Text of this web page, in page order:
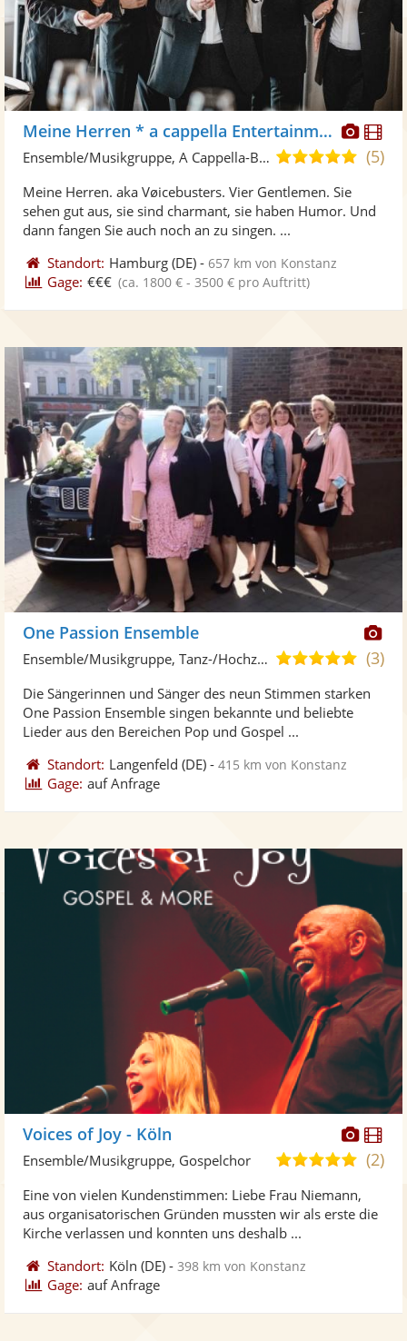
Meine Herren * a cappella Entertainment
5,0(5)
Ensemble/Musikgruppe, A Cappella-Band
Meine Herren. aka Vøicebusters. Vier Gentlemen. Sie
sehen gut aus, sie sind charmant, sie haben Humor. Und
dann fangen Sie auch noch an zu singen. ...
Standort: Hamburg (DE) -657 km von Konstanz
Gage: €€€ (ca. 1800 € - 3500 € pro Auftritt)
One Passion Ensemble
4,9
5
(3)
Ensemble/Musikgruppe, Tanz-/Hochzeitsband
Die Sängerinnen und Sänger des neun Stimmen starken
One Passion Ensemble singen bekannte und beliebte
Lieder aus den Bereichen Pop und Gospel ...
Standort: Langenfeld (DE) -415 km von Konstanz
Gage: auf Anfrage
Fotos
Voices of Joy - Köln
5,0
5
(2)
Ensemble/Musikgruppe, Gospelchor
Eine von vielen Kundenstimmen: Liebe Frau Niemann,
aus organisatorischen Gründen mussten wir als erste die
Kirche verlassen und konnten uns deshalb ...
Standort: Köln (DE) -398 km von Konstanz
Gage: auf Anfrage